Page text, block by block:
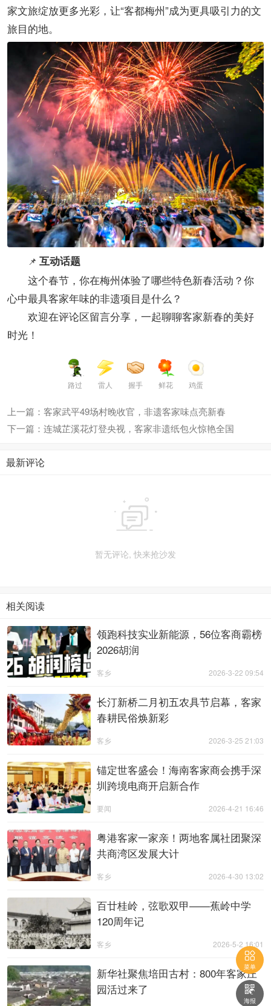
家文旅绽放更多光彩，让“客都梅州”成为更具吸引力的文
旅目的地。
📌 互动话题
这个春节，你在梅州体验了哪些特色新春活动？你
心中最具客家年味的非遗项目是什么？
欢迎在评论区留言分享，一起聊聊客家新春的美好
时光！
路过 雷人 握手 鲜花 鸡蛋
上一篇：客家武平49场村晚收官，非遗客家味点亮新春
下一篇：连城芷溪花灯登央视，客家非遗纸包火惊艳全国
最新评论

暂无评论, 快来抢沙发
相关阅读
领跑科技实业新能源，56位客商霸榜
2026胡润
2026-3-22 09:54
客乡
长汀新桥二月初五农具节启幕，客家
春耕民俗焕新彩
2026-3-25 21:03
客乡
锚定世客盛会！海南客家商会携手深
圳跨境电商开启新合作
2026-4-21 16:46
要闻
粤港客家一家亲！两地客属社团聚深
共商湾区发展大计
2026-4-30 13:02
客乡
百廿桂岭，弦歌双甲——蕉岭中学
120周年记
2026-5-2 16:01
客乡
新华社聚焦培田古村：800年客家庄
园活过来了

菜单

海报